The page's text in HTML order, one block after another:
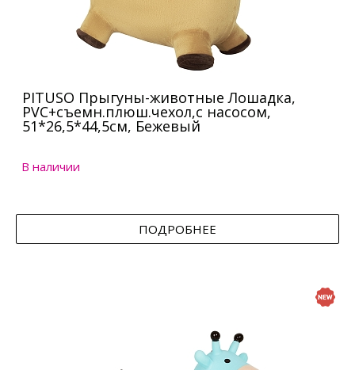
PITUSO Прыгуны-животные Лошадка,
PVC+съемн.плюш.чехол,с насосом,
51*26,5*44,5см, Бежевый
В наличии
ПОДРОБНЕЕ